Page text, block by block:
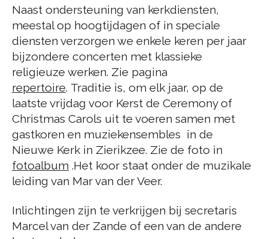
Naast ondersteuning van kerkdiensten,
meestal op hoogtijdagen of in speciale
diensten verzorgen we enkele keren per jaar
bijzondere concerten met klassieke
religieuze werken. Zie pagina
repertoire. Traditie is, om elk jaar, op de
laatste vrijdag voor Kerst de Ceremony of
Christmas Carols uit te voeren samen met
gastkoren en muziekensembles in de
Nieuwe Kerk in Zierikzee. Zie de foto in
fotoalbum .Het koor staat onder de muzikale
leiding van Mar van der Veer.
Inlichtingen zijn te verkrijgen bij secretaris
Marcel van der Zande of een van de andere